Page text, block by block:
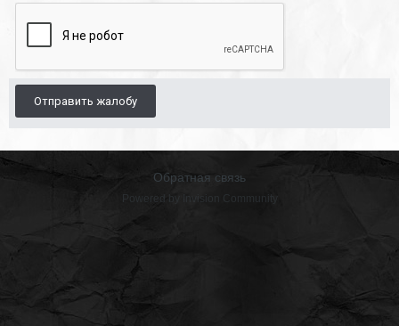
Отправить жалобу
Обратная связь
Powered by Invision Community